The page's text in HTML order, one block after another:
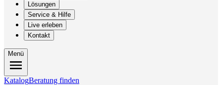
Lösungen
Service & Hilfe
Live erleben
Kontakt
Menü
KatalogBeratung finden